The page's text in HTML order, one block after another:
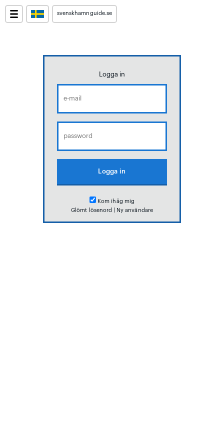
svenskhamnguide.se
Logga in
Kom ihåg mig
Glömt lösenord
Ny användare